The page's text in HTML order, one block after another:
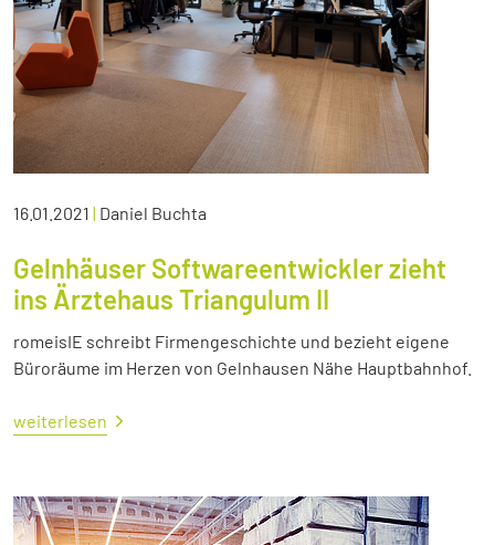
16.01.2021 | Daniel Buchta
Gelnhäuser Softwareentwickler zieht
ins Ärztehaus Triangulum II
romeisIE schreibt Firmengeschichte und bezieht eigene
Büroräume im Herzen von Gelnhausen Nähe Hauptbahnhof.
weiterlesen